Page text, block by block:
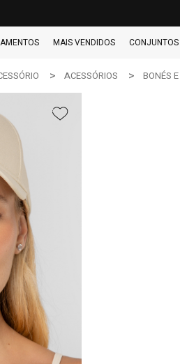
MAIS VENDIDOS CONJUNTOS
ACESSÓRIOS BONÉS